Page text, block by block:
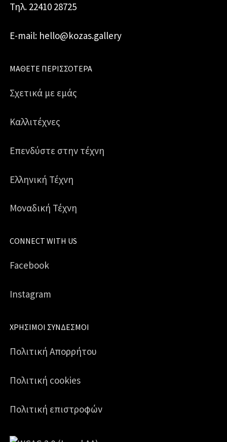
Τηλ. 22410 28725
E-mail: hello@kozas.gallery
ΜΆΘΕΤΕ ΠΕΡΙΣΣΌΤΕΡΑ
Σχετικά με εμάς
Καλλιτέχνες
Επενδύστε στην τέχνη
Ελληνική Τέχνη
Μοναδική Τέχνη
CONNECT WITH US
Facebook
Instagram
ΧΡΉΣΙΜΟΙ ΣΎΝΔΕΣΜΟΙ
Πολιτική Απορρήτου
Πολιτική cookies
Πολιτική επιστροφών